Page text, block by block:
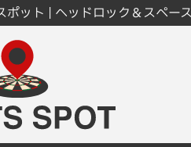
ポット | ヘッドロック＆スペー